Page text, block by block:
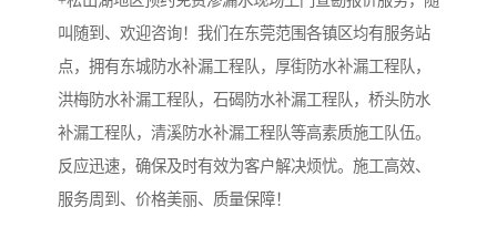
叫随到、欢迎咨询！我们在东莞范围各镇区均有服务站
点，拥有东城防水补漏工程队，厚街防水补漏工程队，
洪梅防水补漏工程队，石碣防水补漏工程队，桥头防水
补漏工程队，清溪防水补漏工程队等高素质施工队伍。
反应迅速，确保及时有效为客户解决烦忧。施工高效、
服务周到、价格美丽、质量保障！